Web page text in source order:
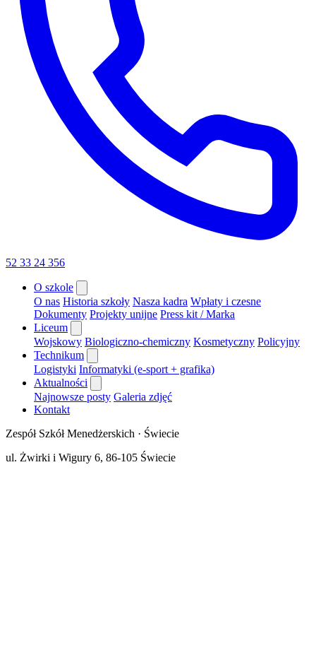
52 33 24 356
O szkole
O nas Historia szkoły Nasza kadra Wpłaty i czesne
Dokumenty Projekty unijne Press kit / Marka
Liceum
Wojskowy Biologiczno-chemiczny Kosmetyczny Policyjny
Technikum
Logistyki Informatyki (e-sport + grafika)
Aktualności
Najnowsze posty Galeria zdjęć
Kontakt
Zespół Szkół Menedżerskich · Świecie
ul. Żwirki i Wigury 6, 86-105 Świecie